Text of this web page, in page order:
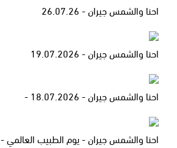
احنا والشمس جيران - 26.07.26
احنا والشمس جيران - 19.07.2026
احنا والشمس جيران - 18.07.2026 -
احنا والشمس جيران - يوم الطبيب العالمي - 11.07.2026